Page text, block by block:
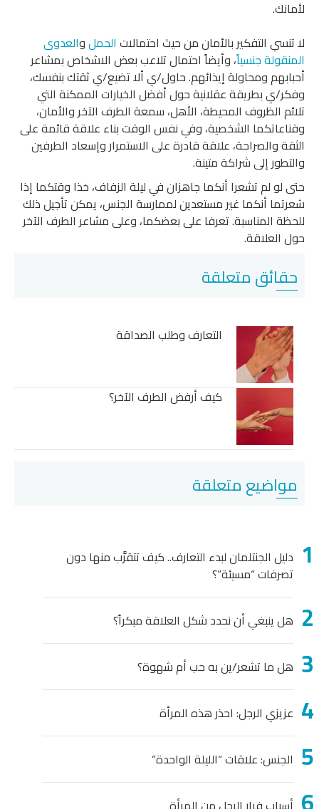
لأمانك.
لا تنسي التفكير بالأمان من حيث احتمالات الحملوالعدوى
المنقولة جنسياً، وأيضاً احتمال تلاعب بعض الاشخاص بمشاعر
أحبابهم ومحاولة إيذائهم. حاول/ي ألا تضيع/ي ثقتك بنفسك،
وفكر/ي بطريقة عقلانية حول أفضل الخيارات الممكنة التي
تلائم الظروف المحيطة، الأهل، سمعة الطرف الآخر والأمان،
وقناعاتكما الشخصية، وفي نفس الوقت بناء علاقة قائمة على
الثقة والصراحة، علاقة قادرة على الاستمرار وإسعاد الطرفين
والتطور إلى شراكة متينة.
حتى لو لم تشعرا أنكما جاهزان في ليلة الزفاف، خذا وقتكما إذا
شعرتما أنكما غير مستعدين لممارسة الجنس، يمكن تأجيل ذلك
للحظة المناسبة. تعرفا على بعضكما، وعلى مشاعر الطرف الآخر
حول العلاقة.
حقائق متعلقة
التعارف وطلب الصداقة
كيف أرفض الطرف الآخر؟
مواضيع متعلقة
دليل الجنتلمان لبدء التعارف.. كيف تتقرَّب منها دون
تصرفات “مسيئة”؟
هل ينبغي أن نحدد شكل العلاقة مبكراً؟
هل ما تشعر/ين به حب أم شهوة؟
عزيزي الرجل: احذر هذه المرأة
الجنس: علاقات “الليلة الواحدة”